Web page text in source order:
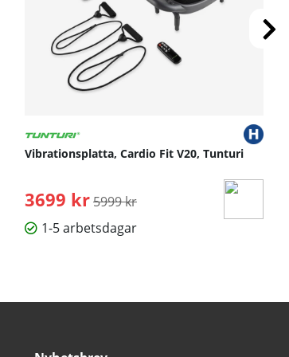
Vibrationsplatta, Cardio Fit V20, Tunturi
3699 kr Ordinarie pris:
5999 kr
1-5 arbetsdagar